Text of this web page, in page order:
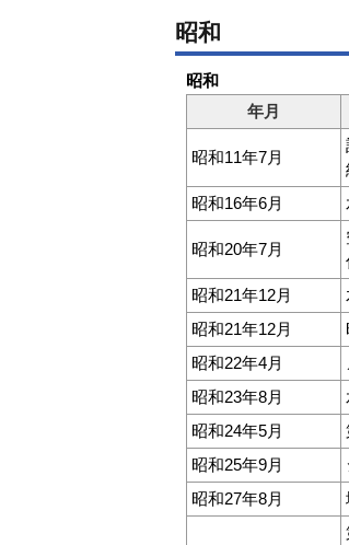
昭和
昭和
年月
昭和11年7月
昭和16年6月
昭和20年7月
昭和21年12月
昭和21年12月
昭和22年4月
昭和23年8月
昭和24年5月
昭和25年9月
昭和27年8月